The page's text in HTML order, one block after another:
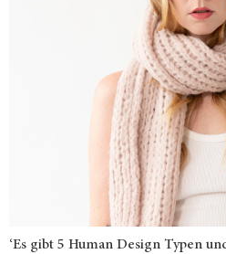
‘Es gibt 5 Human Design Typen